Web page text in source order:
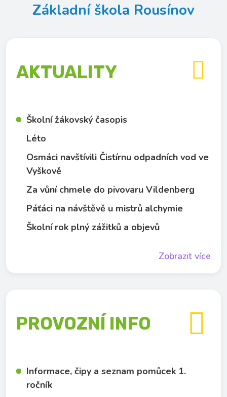
Základní škola Rousínov
AKTUALITY
Školní žákovský časopis
Léto
Osmáci navštívili Čistírnu odpadních vod ve
Vyškově
Za vůní chmele do pivovaru Vildenberg
Páťáci na návštěvě u mistrů alchymie
Školní rok plný zážitků a objevů
Zobrazit více

PROVOZNÍ INFO
Informace, čipy a seznam pomůcek 1.
ročník
